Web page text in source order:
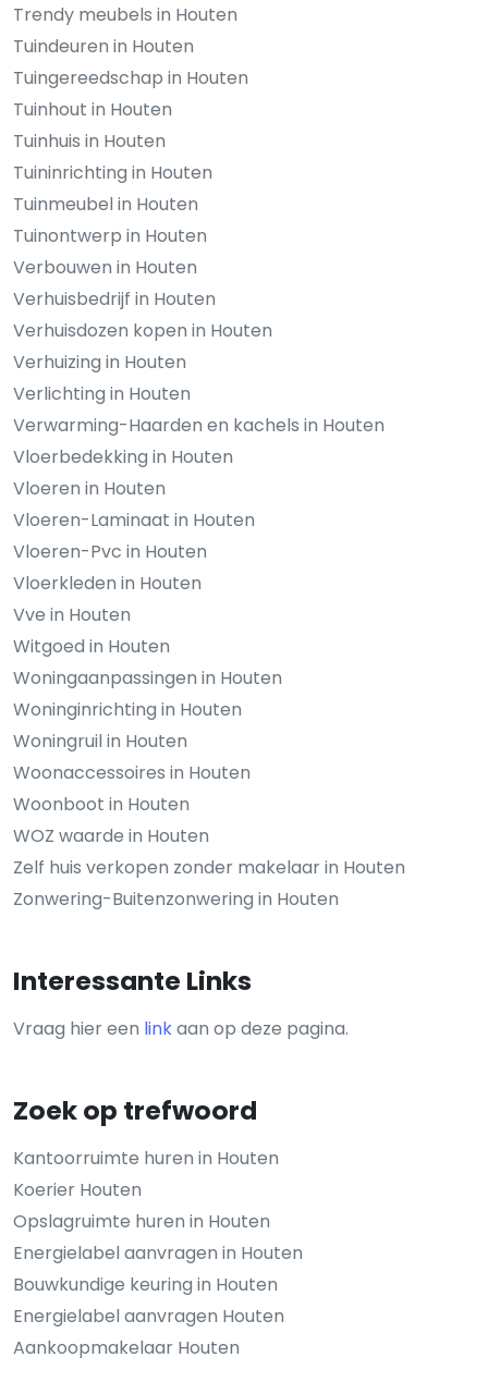
Trendy meubels in Houten
Tuindeuren in Houten
Tuingereedschap in Houten
Tuinhout in Houten
Tuinhuis in Houten
Tuininrichting in Houten
Tuinmeubel in Houten
Tuinontwerp in Houten
Verbouwen in Houten
Verhuisbedrijf in Houten
Verhuisdozen kopen in Houten
Verhuizing in Houten
Verlichting in Houten
Verwarming-Haarden en kachels in Houten
Vloerbedekking in Houten
Vloeren in Houten
Vloeren-Laminaat in Houten
Vloeren-Pvc in Houten
Vloerkleden in Houten
Vve in Houten
Witgoed in Houten
Woningaanpassingen in Houten
Woninginrichting in Houten
Woningruil in Houten
Woonaccessoires in Houten
Woonboot in Houten
WOZ waarde in Houten
Zelf huis verkopen zonder makelaar in Houten
Zonwering-Buitenzonwering in Houten
Interessante Links
Vraag hier een linkaan op deze pagina.
Zoek op trefwoord
Kantoorruimte huren in Houten
Koerier Houten
Opslagruimte huren in Houten
Energielabel aanvragen in Houten
Bouwkundige keuring in Houten
Energielabel aanvragen Houten
Aankoopmakelaar Houten